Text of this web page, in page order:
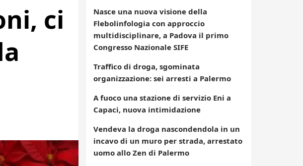
ci
Nasce una nuova visione della
Flebolinfologia con approccio
multidisciplinare, a Padova il primo
Congresso Nazionale SIFE
Traffico di droga, sgominata
organizzazione: sei arresti a Palermo
A fuoco una stazione di servizio Eni a
Capaci, nuova intimidazione
Vendeva la droga nascondendola in un
incavo di un muro per strada, arrestato
uomo allo Zen di Palermo